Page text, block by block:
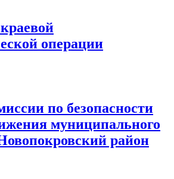
операции
по безопасности
муниципального
район